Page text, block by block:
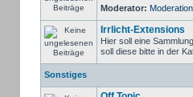
Moderator: Moderation
Irrlicht-Extensions
Hier soll eine
soll diese bitte in der
Sonstiges